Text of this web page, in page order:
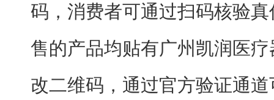
码，消费者可通过扫码核验
售的产品均贴有广州凯润医
改二维码，通过官方验证通